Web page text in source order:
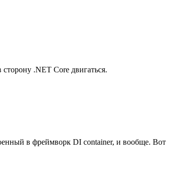
.NET Core двигаться.
в фреймворк DI container, и вообще. Вот